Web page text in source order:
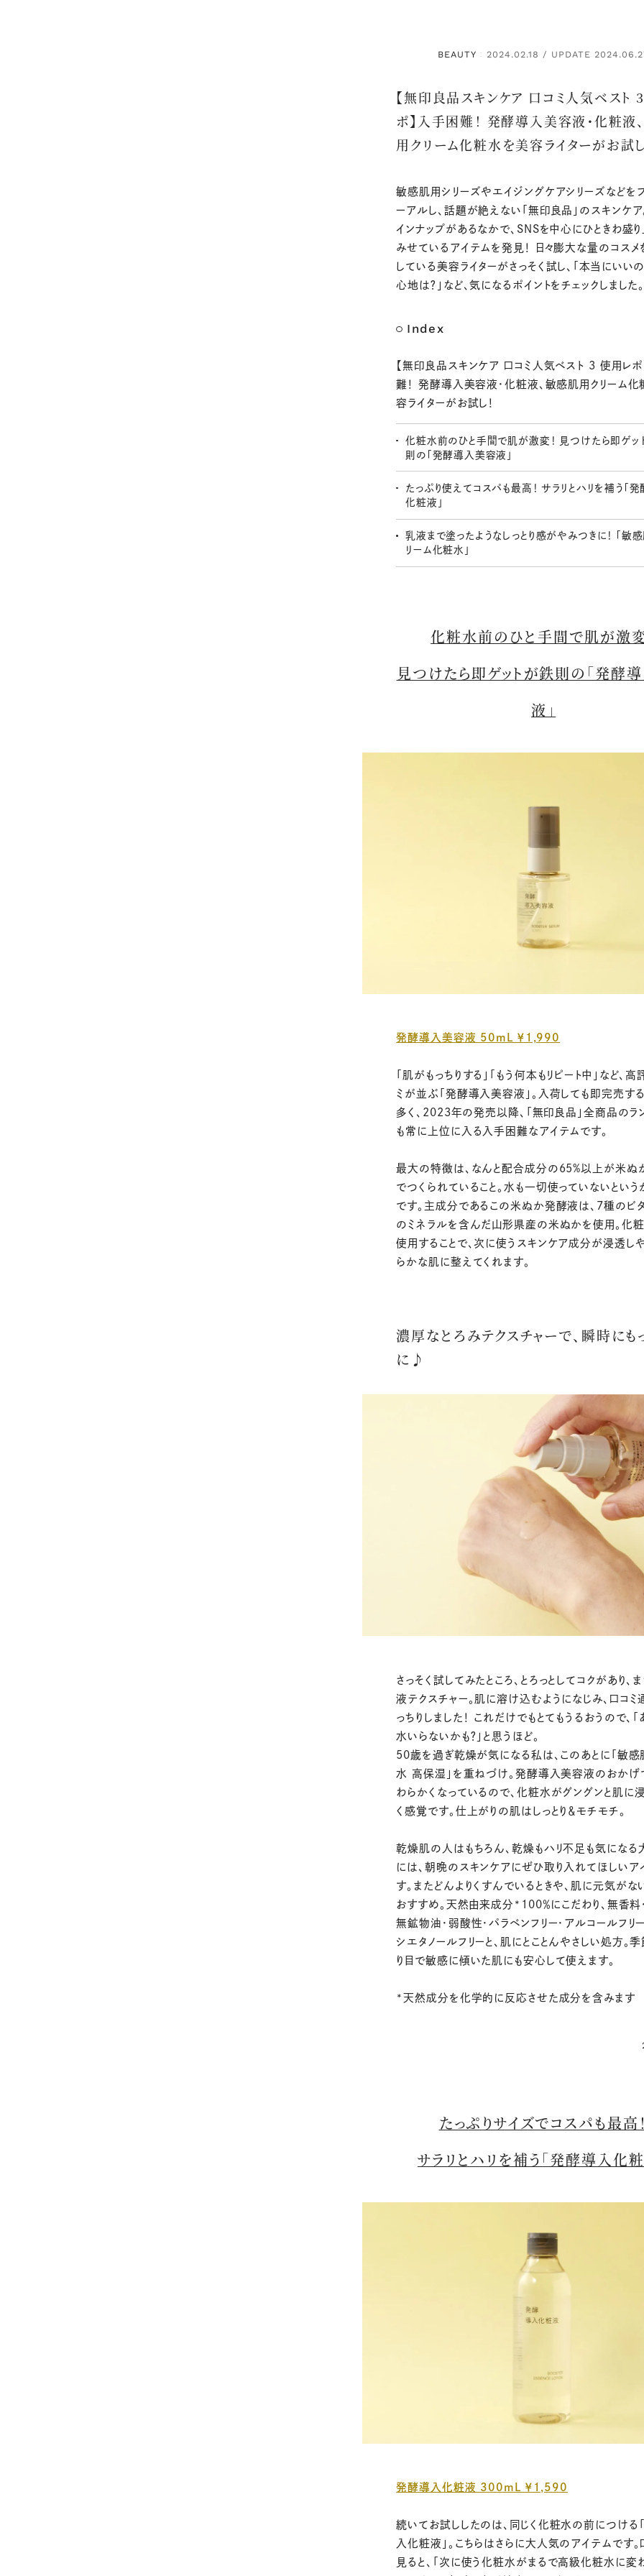
BEAUTY ： 2024.02.18 / UPDATE
【無印良品スキンケア 口コミ人気ベスト
ポ】入手困難！ 発酵導入美容液・化粧液
用クリーム化粧水を美容ライターがお試
敏感肌用シリーズやエイジングケアシリーズなどを
ーアルし、話題が絶えない「無印良品」のスキンケア
インナップがあるなかで、SNSを中心にひときわ盛
みせているアイテムを発見！ 日々膨大な量のコスメ
している美容ライターがさっそく試し、「本当にいいの
心地は？」など、気になるポイントをチェックしました
Index
【無印良品スキンケア 口コミ人気ベスト 3 使用レ
難！ 発酵導入美容液・化粧液、敏感肌用クリーム
容ライターがお試し！
化粧水前のひと手間で肌が激変！ 見つけたら即ゲッ
則の「発酵導入美容液」
たっぷり使えてコスパも最高！ サラリとハリを補う「
化粧液」
乳液まで塗ったようなしっとり感がやみつきに！ 「敏
リーム化粧水」
化粧水前のひと手間で肌が激
見つけたら即ゲットが鉄則の「発酵
液」
発酵導入美容液 50mL ￥1,990
「肌がもっちりする」「もう何本もリピート中」など、
ミが並ぶ「発酵導入美容液」。入荷しても即完売す
多く、2023年の発売以降、「無印良品」全商品のラ
も常に上位に入る入手困難なアイテムです。
最大の特徴は、なんと配合成分の65%以上が米ぬ
でつくられていること。水も一切使っていないという
です。主成分であるこの米ぬか発酵液は、7種のビ
のミネラルを含んだ山形県産の米ぬかを使用。化
使用することで、次に使うスキンケア成分が浸透し
らかな肌に整えてくれます。
濃厚なとろみテクスチャーで、瞬時にも
に♪
さっそく試してみたところ、とろっとしてコクがあり、
液テクスチャー。肌に溶け込むようになじみ、口コミ
っちりしました！ これだけでもとてもうるおうので、
水いらないかも？」と思うほど。
50歳を過ぎ乾燥が気になる私は、このあとに「敏
水 高保湿」を重ねづけ。発酵導入美容液のおかげ
わらかくなっているので、化粧水がグングンと肌に
く感覚です。仕上がりの肌はしっとり＆モチモチ。
乾燥肌の人はもちろん、乾燥もハリ不足も気になる
には、朝晩のスキンケアにぜひ取り入れてほしいア
す。またどんよりくすんでいるときや、肌に元気がな
おすすめ。天然由来成分*100％にこだわり、無香料
無鉱物油・弱酸性・パラベンフリー・アルコールフリー
シエタノールフリーと、肌にとことんやさしい処方。
り目で敏感に傾いた肌にも安心して使えます。
*天然成分を化学的に反応させた成分を含みます
たっぷりサイズでコスパも最高
サラリとハリを補う「発酵導入化
発酵導入化粧液 300mL ￥1,590
続いてお試ししたのは、同じく化粧水の前につける
入化粧液」。こちらはさらに大人気のアイテムです。
見ると、「次に使う化粧水がまるで高級化粧水に変